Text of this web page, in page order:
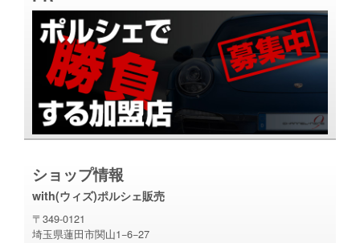
ショップ情報
with(ウィズ)ポルシェ販売
〒349-0121
埼玉県蓮田市関山1−6−27